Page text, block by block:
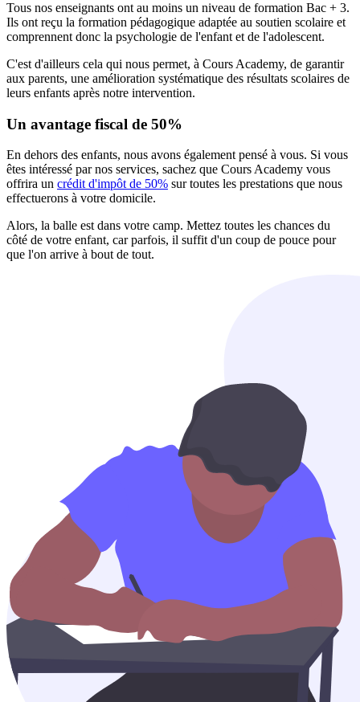
Tous nos enseignants ont au moins un niveau de formation Bac + 3.
Ils ont reçu la formation pédagogique adaptée au soutien scolaire et
comprennent donc la psychologie de l'enfant et de l'adolescent.
C'est d'ailleurs cela qui nous permet, à Cours Academy, de garantir
aux parents, une amélioration systématique des résultats scolaires de
leurs enfants après notre intervention.
Un avantage fiscal de 50%
En dehors des enfants, nous avons également pensé à vous. Si vous
êtes intéressé par nos services, sachez que Cours Academy vous
offrira un crédit d'impôt de 50% sur toutes les prestations que nous
effectuerons à votre domicile.
Alors, la balle est dans votre camp. Mettez toutes les chances du
côté de votre enfant, car parfois, il suffit d'un coup de pouce pour
que l'on arrive à bout de tout.